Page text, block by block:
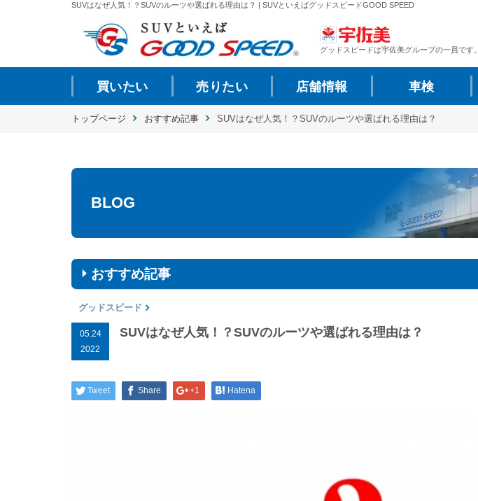
SUVはなぜ人気！？SUVのルーツや選ばれる理由は？ | SUVといえばグッドスピードGOOD SPEED
グッドスピードは宇佐美グループの一員です。
買いたい 売りたい 店舗情報 車検
トップページ おすすめ記事 SUVはなぜ人気！？SUVのルーツや選ばれる理由は？
BLOG
おすすめ記事
グッドスピード
05.24
2022
SUVはなぜ人気！？SUVのルーツや選ばれる理由は？
Tweet Share +1 Hatena